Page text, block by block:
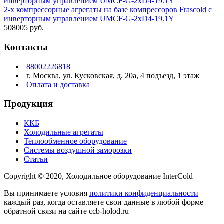
2-х компрессорные агрегаты на базе компрессоров Frascold с
инверторным управлением UMCF-G-2xD4-19.1Y
508005 руб.
Контакты
88002226818
г. Москва, ул. Кусковская, д. 20а, 4 подъезд, 1 этаж
Оплата и доставка
Продукция
ККБ
Холодильные агрегаты
Теплообменное оборудование
Системы воздушной заморозки
Статьи
Copyright © 2020, Холодильное оборудование InterCold
Вы принимаете условия политики конфиденциальности
каждый раз, когда оставляете свои данные в любой форме
обратной связи на сайте ccb-holod.ru